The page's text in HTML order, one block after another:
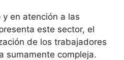
y en atención a las
este sector, el
de los trabajadores
sumamente compleja.